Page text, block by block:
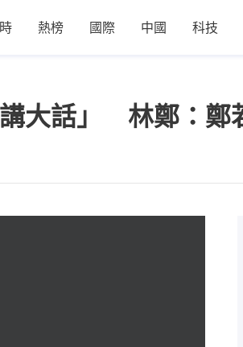
熱榜 國際 中國 科技
講大話」 林鄭：鄭